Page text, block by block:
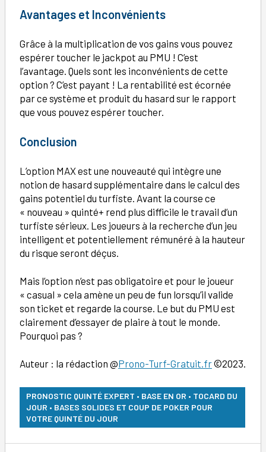
Avantages et Inconvénients
Grâce à la multiplication de vos gains vous pouvez
espérer toucher le jackpot au PMU ! C’est
l’avantage. Quels sont les inconvénients de cette
option ? C’est payant ! La rentabilité est écornée
par ce système et produit du hasard sur le rapport
que vous pouvez espérer toucher.
Conclusion
L’option MAX est une nouveauté qui intègre une
notion de hasard supplémentaire dans le calcul des
gains potentiel du turfiste. Avant la course ce
« nouveau » quinté+ rend plus difficile le travail d’un
turfiste sérieux. Les joueurs à la recherche d’un jeu
intelligent et potentiellement rémunéré à la hauteur
du risque seront déçus.
Mais l’option n’est pas obligatoire et pour le joueur
« casual » cela amène un peu de fun lorsqu’il valide
son ticket et regarde la course. Le but du PMU est
clairement d’essayer de plaire à tout le monde.
Pourquoi pas ?
Auteur : la rédaction @Prono-Turf-Gratuit.fr©2023.
PRONOSTIC QUINTÉ EXPERT • BASE EN OR • TOCARD DU
JOUR • BASES SOLIDES ET COUP DE POKER POUR
VOTRE QUINTÉ DU JOUR